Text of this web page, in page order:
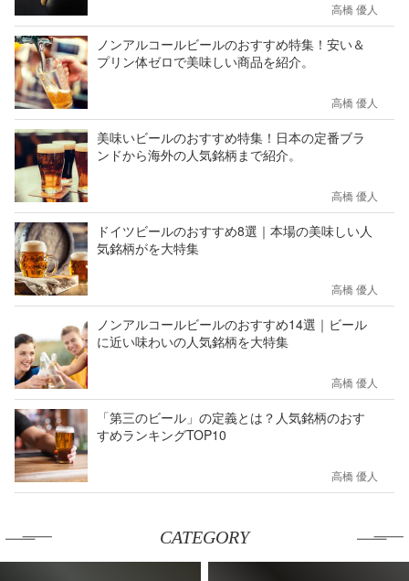
高橋 優人
ノンアルコールビールのおすすめ特集！安い＆
プリン体ゼロで美味しい商品を紹介。
高橋 優人
美味いビールのおすすめ特集！日本の定番ブラ
ンドから海外の人気銘柄まで紹介。
高橋 優人
ドイツビールのおすすめ8選｜本場の美味しい人
気銘柄がを大特集
高橋 優人
ノンアルコールビールのおすすめ14選｜ビール
に近い味わいの人気銘柄を大特集
高橋 優人
「第三のビール」の定義とは？人気銘柄のおす
すめランキングTOP10
高橋 優人
CATEGORY